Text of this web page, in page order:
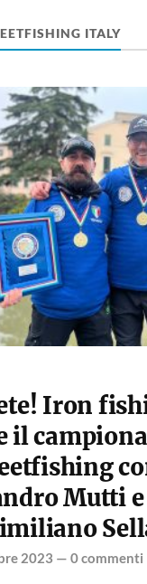
ITALY
Iron
il
Mutti e
2023 — 0 commenti